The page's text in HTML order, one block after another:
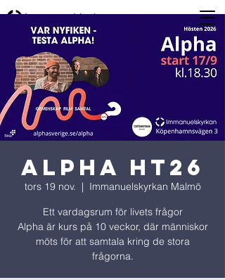
ALPHA ht26
tors 19 nov.
  |
Immanuelskyrkan Malmö
Ett vardagsrum för livets frågor
Alpha är kurs på 10 veckor, där människor
möts för att samtala kring de stora
frågorna.